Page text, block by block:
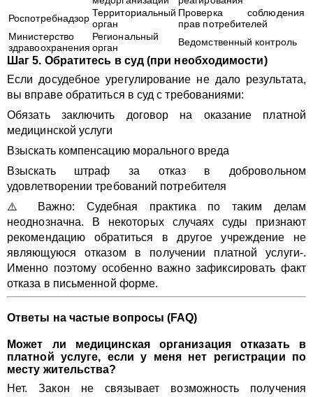
Роспотребнадзор Территориальный
орган
Проверка соблюдения
прав потребителей
Министерство
здравоохранения
Региональный
орган
Ведомственный контроль
Шаг 5. Обратитесь в суд (при необходимости)
Если досудебное урегулирование не дало результата,
вы вправе обратиться в суд с требованиями:
Обязать заключить договор на оказание платной
медицинской услуги
Взыскать компенсацию морального вреда
Взыскать штраф за отказ в добровольном
удовлетворении требований потребителя
⚠️ Важно: Судебная практика по таким делам
неоднозначна. В некоторых случаях суды признают
рекомендацию обратиться в другое учреждение не
являющуюся отказом в получении платной услуги-.
Именно поэтому особенно важно зафиксировать факт
отказа в письменной форме.
Ответы на частые вопросы (FAQ)
Может ли медицинская организация отказать в
платной услуге, если у меня нет регистрации по
месту жительства?
Нет. Закон не связывает возможность получения